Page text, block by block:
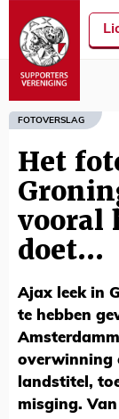
FOTOVERSLAG
Het
vooral
doet...
Ajax leek in
te hebben
overwinning
landstitel,
misging.